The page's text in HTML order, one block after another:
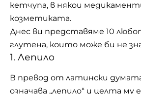
кетчупа, в някои
козметиката.
Днес ви представяме 10
глутена, които може би не
1. Лепило
В превод от латински
означава „лепило“ и целта му